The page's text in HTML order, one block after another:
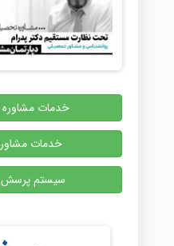
خدمات
خدمات
سیستم پرسش